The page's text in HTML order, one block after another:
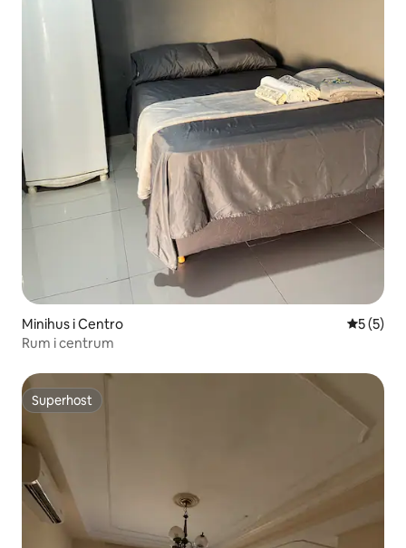
Minihus i Centro 5 av 5 i
5 (5)
Rum i centrum
Superhost
Superhost